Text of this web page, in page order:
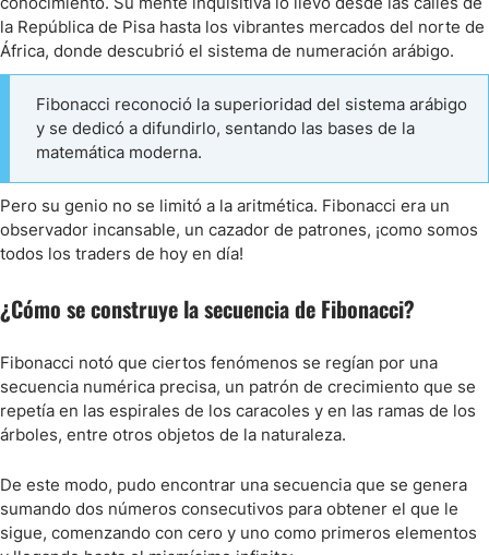
la República de Pisa hasta los vibrantes mercados del norte de
África, donde descubrió el sistema de numeración arábigo.
Fibonacci reconoció la superioridad del sistema arábigo
y se dedicó a difundirlo, sentando las bases de la
matemática moderna.
Pero su genio no se limitó a la aritmética. Fibonacci era un
observador incansable, un cazador de patrones, ¡como somos
todos los traders de hoy en día!
¿Cómo se construye la secuencia de Fibonacci?
Fibonacci notó que ciertos fenómenos se regían por una
secuencia numérica precisa, un patrón de crecimiento que se
repetía en las espirales de los caracoles y en las ramas de los
árboles, entre otros objetos de la naturaleza.
De este modo, pudo encontrar una secuencia que se genera
sumando dos números consecutivos para obtener el que le
sigue, comenzando con cero y uno como primeros elementos